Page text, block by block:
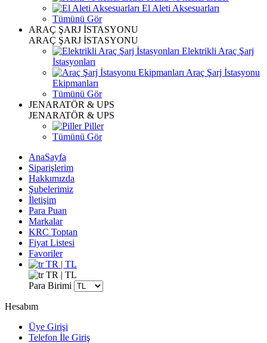
El Aleti Aksesuarları
Tümünü Gör
ARAÇ ŞARJ İSTASYONU
ARAÇ ŞARJ İSTASYONU
Elektrikli Araç Şarj
İstasyonları
Araç Şarj İstasyonu
Ekipmanları
Tümünü Gör
JENARATÖR & UPS
JENARATÖR & UPS
Piller
Tümünü Gör
AnaSayfa
Siparişlerim
Hakkımızda
Şubelerimiz
İletişim
Para Puan
Markalar
KRC Toptan
Fiyat Listesi
Favoriler
TR | TL
TR | TL
Para Birimi
Hesabım
Üye Girişi
Telefon İle Giriş